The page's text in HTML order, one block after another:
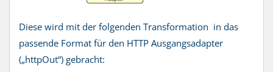
Diese wird mit der folgenden Transformation in das
passende Format für den HTTP Ausgangsadapter
(„httpOut“) gebracht: